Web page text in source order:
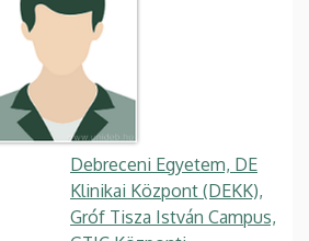
Debreceni Egyetem, DE
Klinikai Központ (DEKK),
Gróf Tisza István Campus,